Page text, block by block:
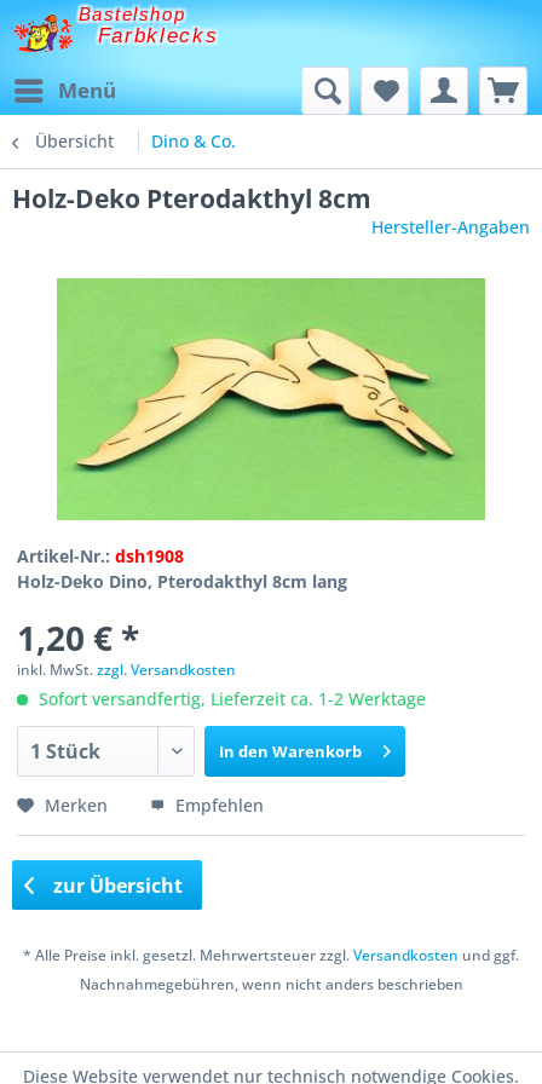
Bastelshop
Farbklecks
Menü
Übersicht Dino & Co.
Holz-Deko Pterodakthyl 8cm
Hersteller-Angaben
Artikel-Nr.:dsh1908
Holz-Deko Dino, Pterodakthyl 8cm lang
1,20 € *
inkl. MwSt.zzgl. Versandkosten
Sofort versandfertig, Lieferzeit ca. 1-2 Werktage
In den Warenkorb
Merken Empfehlen
zur Übersicht
* Alle Preise inkl. gesetzl. Mehrwertsteuer zzgl.Versandkosten und ggf.
Nachnahmegebühren, wenn nicht anders beschrieben
Diese Website verwendet nur technisch notwendige Cookies.